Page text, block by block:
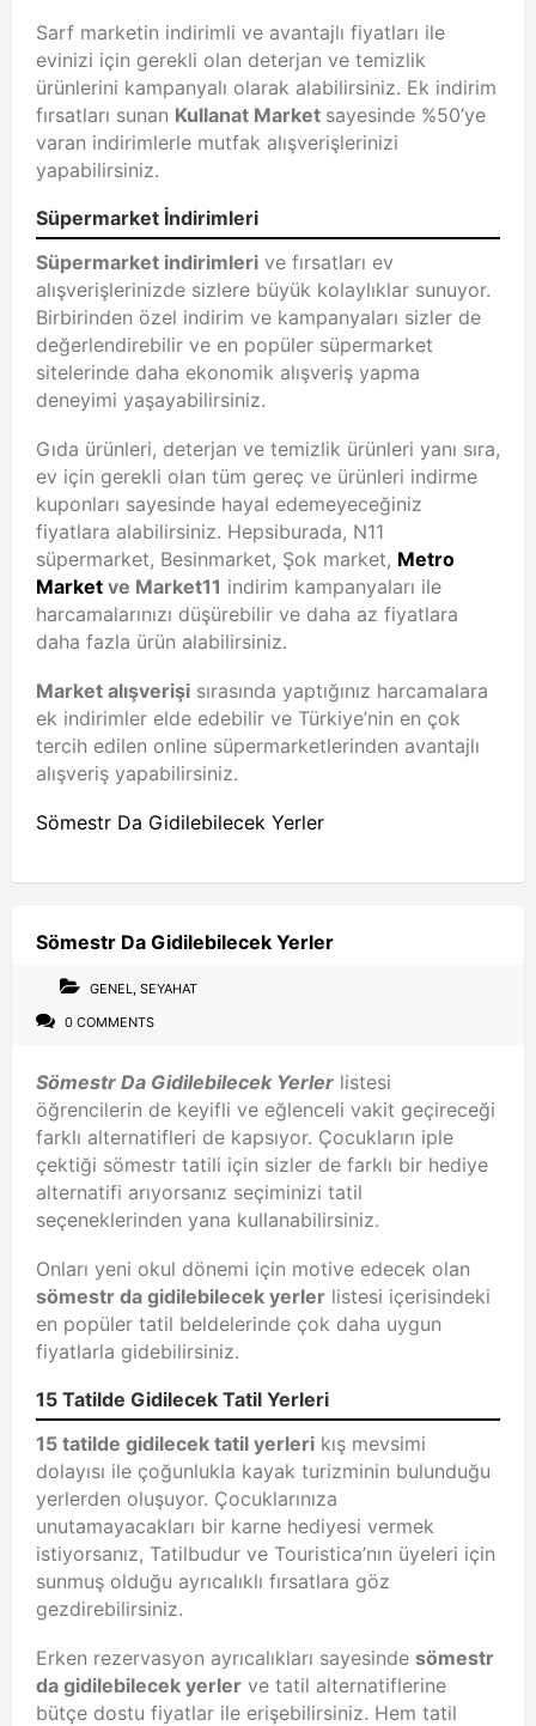
Sarf marketin indirimli ve avantajlı fiyatları ile
evinizi için gerekli olan deterjan ve temizlik
ürünlerini kampanyalı olarak alabilirsiniz. Ek indirim
fırsatları sunan Kullanat Market sayesinde %50’ye
varan indirimlerle mutfak alışverişlerinizi
yapabilirsiniz.
Süpermarket İndirimleri
Süpermarket indirimleri ve fırsatları ev
alışverişlerinizde sizlere büyük kolaylıklar sunuyor.
Birbirinden özel indirim ve kampanyaları sizler de
değerlendirebilir ve en popüler süpermarket
sitelerinde daha ekonomik alışveriş yapma
deneyimi yaşayabilirsiniz.
Gıda ürünleri, deterjan ve temizlik ürünleri yanı sıra,
ev için gerekli olan tüm gereç ve ürünleri indirme
kuponları sayesinde hayal edemeyeceğiniz
fiyatlara alabilirsiniz. Hepsiburada, N11
süpermarket, Besinmarket, Şok market, Metro
Market ve Market11 indirim kampanyaları ile
harcamalarınızı düşürebilir ve daha az fiyatlara
daha fazla ürün alabilirsiniz.
Market alışverişi sırasında yaptığınız harcamalara
ek indirimler elde edebilir ve Türkiye’nin en çok
tercih edilen online süpermarketlerinden avantajlı
alışveriş yapabilirsiniz.
Sömestr Da Gidilebilecek Yerler
Sömestr Da Gidilebilecek Yerler
GENEL
SEYAHAT
0 COMMENTS
Sömestr Da Gidilebilecek Yerler listesi
öğrencilerin de keyifli ve eğlenceli vakit geçireceği
farklı alternatifleri de kapsıyor. Çocukların iple
çektiği sömestr tatili için sizler de farklı bir hediye
alternatifi arıyorsanız seçiminizi tatil
seçeneklerinden yana kullanabilirsiniz.
Onları yeni okul dönemi için motive edecek olan
sömestr da gidilebilecek yerler listesi içerisindeki
en popüler tatil beldelerinde çok daha uygun
fiyatlarla gidebilirsiniz.
15 Tatilde Gidilecek Tatil Yerleri
15 tatilde gidilecek tatil yerleri kış mevsimi
dolayısı ile çoğunlukla kayak turizminin bulunduğu
yerlerden oluşuyor. Çocuklarınıza
unutamayacakları bir karne hediyesi vermek
istiyorsanız, Tatilbudur ve Touristica’nın üyeleri için
sunmuş olduğu ayrıcalıklı fırsatlara göz
gezdirebilirsiniz.
Erken rezervasyon ayrıcalıkları sayesinde sömestr
da gidilebilecek yerler ve tatil alternatiflerine
bütçe dostu fiyatlar ile erişebilirsiniz. Hem tatil